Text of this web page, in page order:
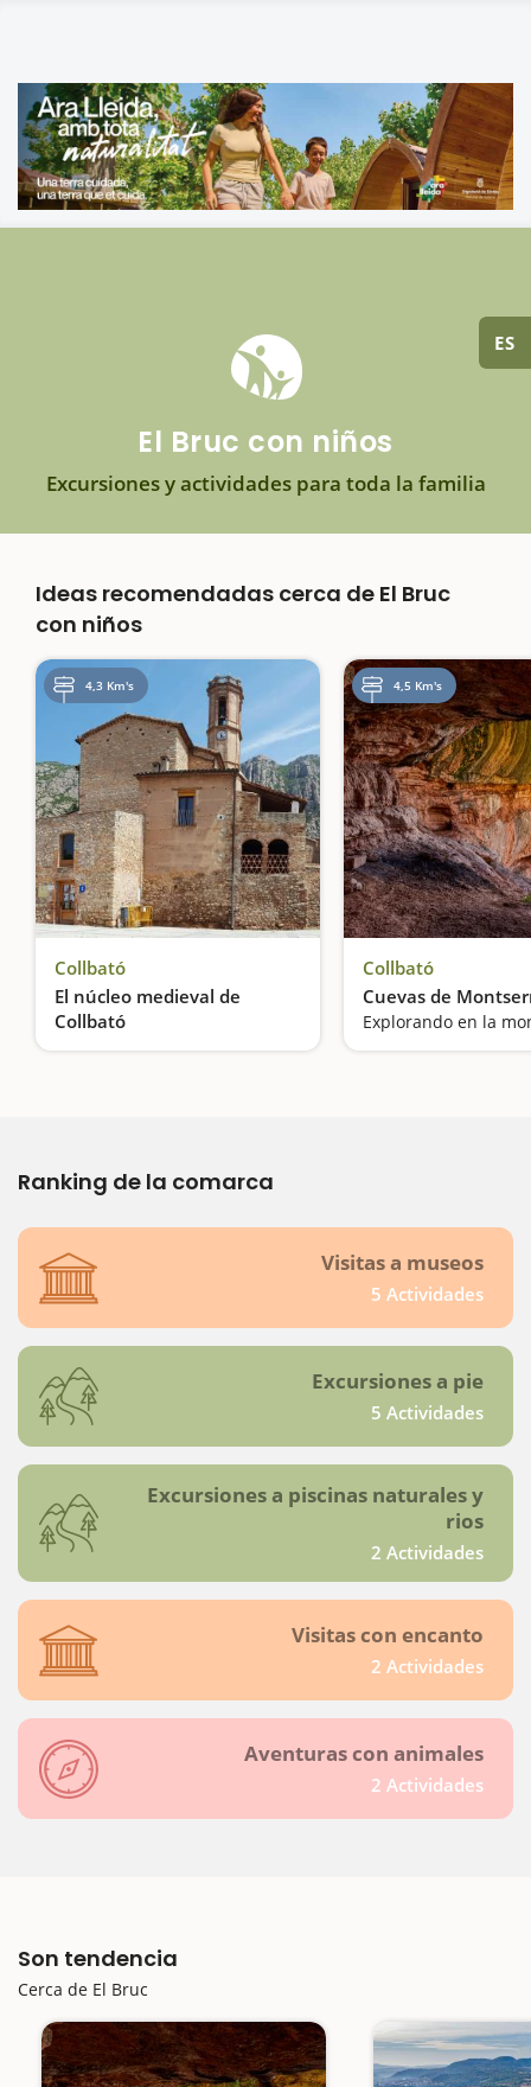
ES
El Bruc con niños
Excursiones y actividades para toda la familia
Ideas recomendadas cerca de El Bruc
con niños
4,3 Km's
Collbató
El núcleo medieval de
Collbató
A las puertas de la montaña mágica
4,5 Km's
Collbató
Cuevas de
Explorando en la
Ranking de la comarca
Visitas a museos
5 Actividades
Excursiones a pie
5 Actividades
Excursiones a piscinas naturales y
rios
2 Actividades
Visitas con encanto
2 Actividades
Aventuras con animales
2 Actividades
Son tendencia
Cerca de El Bruc